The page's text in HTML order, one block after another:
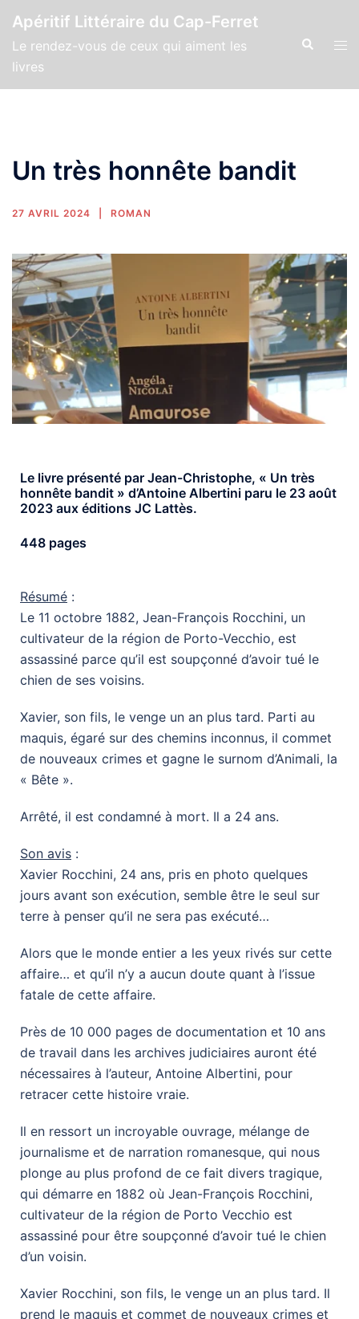
Apéritif Littéraire du Cap-Ferret
Le rendez-vous de ceux qui aiment les
livres
Un très honnête bandit
27 AVRIL 2024 ROMAN
Le livre présenté par Jean-Christophe, « Un très
honnête bandit » d’Antoine Albertini paru le 23 août
2023 aux éditions JC Lattès.
448 pages
Résumé :
Le 11 octobre 1882, Jean-François Rocchini, un
cultivateur de la région de Porto-Vecchio, est
assassiné parce qu’il est soupçonné d’avoir tué le
chien de ses voisins.
Xavier, son fils, le venge un an plus tard. Parti au
maquis, égaré sur des chemins inconnus, il commet
de nouveaux crimes et gagne le surnom d’Animali, la
« Bête ».
Arrêté, il est condamné à mort. Il a 24 ans.
Son avis :
Xavier Rocchini, 24 ans, pris en photo quelques
jours avant son exécution, semble être le seul sur
terre à penser qu’il ne sera pas exécuté…
Alors que le monde entier a les yeux rivés sur cette
affaire… et qu’il n’y a aucun doute quant à l’issue
fatale de cette affaire.
Près de 10 000 pages de documentation et 10 ans
de travail dans les archives judiciaires auront été
nécessaires à l’auteur, Antoine Albertini, pour
retracer cette histoire vraie.
Il en ressort un incroyable ouvrage, mélange de
journalisme et de narration romanesque, qui nous
plonge au plus profond de ce fait divers tragique,
qui démarre en 1882 où Jean-François Rocchini,
cultivateur de la région de Porto Vecchio est
assassiné pour être soupçonné d’avoir tué le chien
d’un voisin.
Xavier Rocchini, son fils, le venge un an plus tard. Il
prend le maquis et commet de nouveaux crimes et